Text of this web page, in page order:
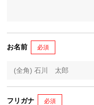
お名前 必須
フリガナ 必須